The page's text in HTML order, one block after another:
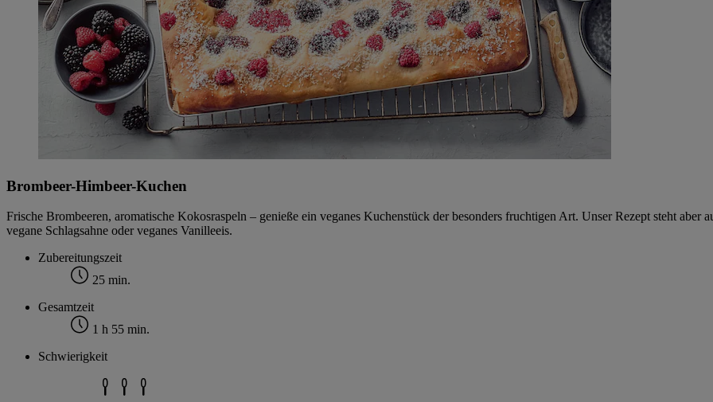
Brombeer-Himbeer-Kuchen
Frische Brombeeren, aromatische Kokosraspeln – genieße ein veganes Kuchenstück der besonders fruchtigen Art. Unser Rezept steht aber
vegane Schlagsahne oder veganes Vanilleeis.
Zubereitungszeit
25 min.
Gesamtzeit
1 h 55 min.
Schwierigkeit